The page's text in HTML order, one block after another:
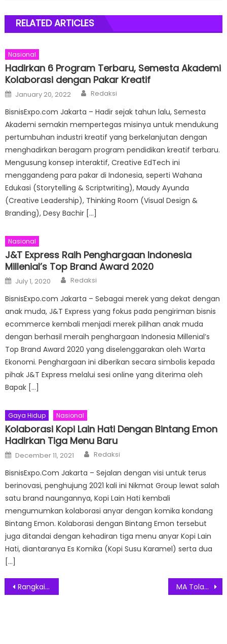
RELATED ARTICLES
Nasional
Hadirkan 6 Program Terbaru, Semesta Akademi
Kolaborasi dengan Pakar Kreatif
Posted
on
January 20, 2022 Author
Redaksi
BisnisExpo.com Jakarta – Hadir sejak tahun lalu, Semesta
Akademi semakin mempertegas misinya untuk mendukung
pertumbuhan industri kreatif yang berkelanjutan dengan
menghadirkan beragam program pendidikan kreatif terbaru.
Mengusung konsep interaktif, Creative EdTech ini
menggandeng para pakar di Indonesia, seperti Wahana
Edukasi (Storytelling & Scriptwriting), Maudy Ayunda
(Creative Leadership), Thinking Room (Visual Design &
Branding), Desy Bachir […]
Nasional
J&T Express Raih Penghargaan Indonesia
Millenial’s Top Brand Award 2020
Posted
on
July 1, 2020 Author
Redaksi
BisnisExpo.com Jakarta – Sebagai merek yang dekat dengan
anak muda, J&T Express yang fokus pada pengiriman bisnis
ecommerce kembali menjadi merek pilihan anak muda
dengan berhasil meraih penghargaan Indonesia Millenial’s
Top Brand Award 2020 yang diselenggarakan oleh Warta
Ekonomi. Penghargaan ini diberikan secara simbolis kepada
pihak J&T Express melalui sesi online yang diterima oleh
Bapak […]
Gaya Hidup Nasional
Kolaborasi Kopi Lain Hati Dengan Bintang Emon
Hadirkan Tiga Menu Baru
Posted
on
December 11, 2021 Author
Redaksi
BisnisExpo.Com Jakarta – Sejalan dengan visi untuk terus
berinovasi, penghujung 2021 kali ini Nikmat Group lewat salah
satu brand naungannya, Kopi Lain Hati kembali
mengumumkan kolaborasi anyar dengan komika kondang
Bintang Emon. Kolaborasi dengan Bintang Emon tersebut
juga ditandai dengan kehadiran tiga menu anyar Kopi Lain
Hati, diantaranya Es Komika (Kopi Susu Karamel) serta dua
[…]
Post
Rangkaian Event Niagahoster x KiriminAja, Ajak Pebisnis Memaksimalkan Digital Marketing MA Tolak Kasasi Gugatan Hak Cipta Tabungan Emas Pegadaian